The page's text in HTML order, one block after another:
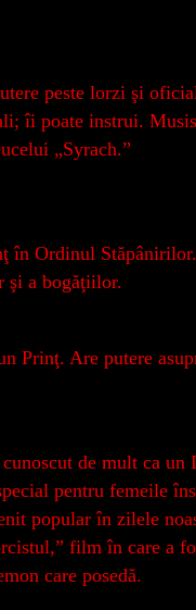
peste lorzi şi
îi poate instrui.
„Syrach.”
în Ordinul
şi a bogăţiilor.
Prinţ. Are putere
de mult ca un
pentru femeile
popular în zilele
film în care a
care posedă.